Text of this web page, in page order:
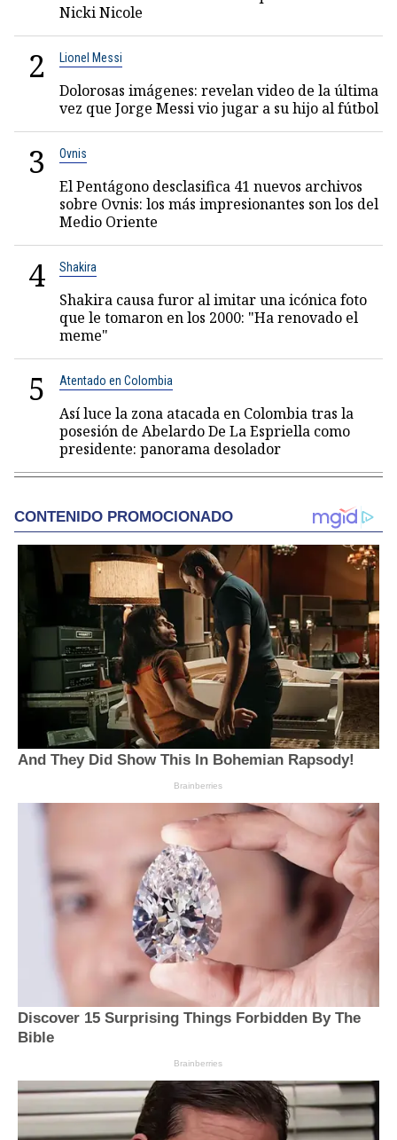
Nicki Nicole
2 Lionel Messi
Dolorosas imágenes: revelan video de la última
vez que Jorge Messi vio jugar a su hijo al fútbol
3 Ovnis
El Pentágono desclasifica 41 nuevos archivos
sobre Ovnis: los más impresionantes son los del
Medio Oriente
4 Shakira
Shakira causa furor al imitar una icónica foto
que le tomaron en los 2000: "Ha renovado el
meme"
5 Atentado en Colombia
Así luce la zona atacada en Colombia tras la
posesión de Abelardo De La Espriella como
presidente: panorama desolador